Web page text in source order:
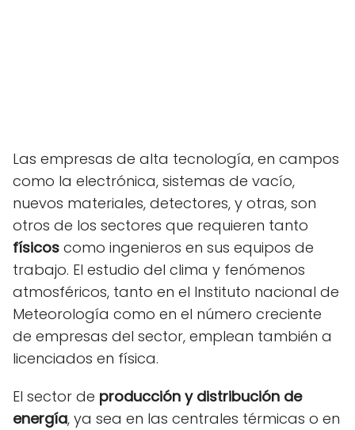
Las empresas de alta tecnología, en campos
como la electrónica, sistemas de vacío,
nuevos materiales, detectores, y otras, son
otros de los sectores que requieren tanto
físicos como ingenieros en sus equipos de
trabajo. El estudio del clima y fenómenos
atmosféricos, tanto en el Instituto nacional de
Meteorología como en el número creciente
de empresas del sector, emplean también a
licenciados en física.
El sector de producción y distribución de
energía, ya sea en las centrales térmicas o en